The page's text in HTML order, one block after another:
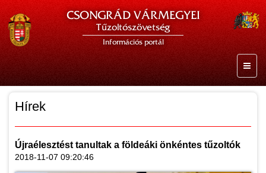
CSONGRÁD VÁRMEGYEI
Tűzoltószövetség
Információs portál
Hírek
Újraélesztést tanultak a földeáki önkéntes tűzoltók
2018-11-07 09:20:46